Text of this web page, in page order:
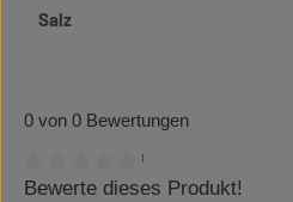
Salz
0 von 0 Bewertungen
Durchschnittliche Bewertung von 0
¹
Bewerte dieses Produkt!